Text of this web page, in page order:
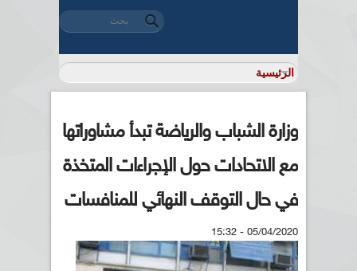
استمارة البحث
‏بحث ‏
وزارة الشباب والرياضة تبدأ مشاوراتها
مع الاتحادات حول الإجراءات المتخذة
في حال التوقف النهائي للمنافسات
05/04/2020 - 15:32